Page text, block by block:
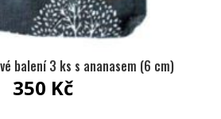
balení 3 ks s ananasem (6 cm)
350 Kč